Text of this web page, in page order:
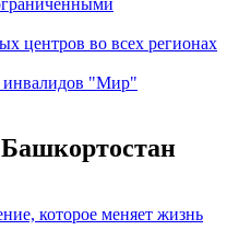
центров во всех регионах
инвалидов "Мир"